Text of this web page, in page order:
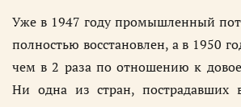
Уже в 1947 году промышленный
полностью восстановлен, а в 1950
чем в 2 раза по отношению к
Ни одна из стран, пострадавших